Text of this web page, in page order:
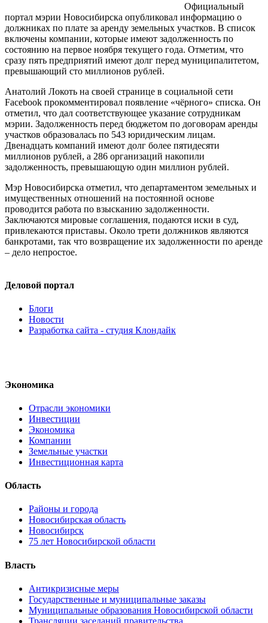
Официальный
портал мэрии Новосибирска опубликовал информацию о
должниках по плате за аренду земельных участков. В список
включены компании, которые имеют задолженность по
состоянию на первое ноября текущего года. Отметим, что
сразу пять предприятий имеют долг перед муниципалитетом,
превышающий сто миллионов рублей.
Анатолий Локоть на своей странице в социальной сети
Fаcebook прокомментировал появление «чёрного» списка. Он
отметил, что дал соответствующее указание сотрудникам
мэрии. Задолженность перед бюджетом по договорам аренды
участков образовалась по 543 юридическим лицам.
Двенадцать компаний имеют долг более пятидесяти
миллионов рублей, а 286 организаций накопили
задолженность, превышающую один миллион рублей.
Мэр Новосибирска отметил, что департаментом земельных и
имущественных отношений на постоянной основе
проводится работа по взысканию задолженности.
Заключаются мировые соглашения, подаются иски в суд,
привлекаются приставы. Около трети должников являются
банкротами, так что возвращение их задолженности по аренде
– дело непростое.
Деловой портал
Блоги
Новости
Разработка сайта - студия Клондайк
Экономика
Отрасли экономики
Инвестиции
Экономика
Компании
Земельные участки
Инвестиционная карта
Область
Районы и города
Новосибирская область
Новосибирск
75 лет Новосибирской области
Власть
Антикризисные меры
Государственные и муниципальные заказы
Муниципальные образования Новосибирской области
Трансляции заседаний правительства